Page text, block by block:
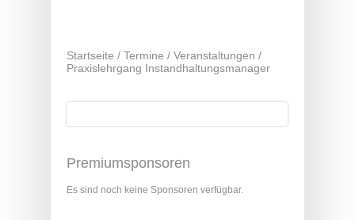
Startseite / Termine / Veranstaltungen /
Praxislehrgang Instandhaltungsmanager
Suche
Premiumsponsoren
Es sind noch keine Sponsoren verfügbar.